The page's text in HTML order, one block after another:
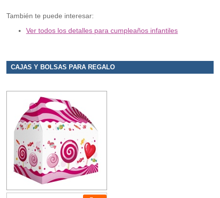
También te puede interesar:
Ver todos los detalles para cumpleaños infantiles
CAJAS Y BOLSAS PARA REGALO